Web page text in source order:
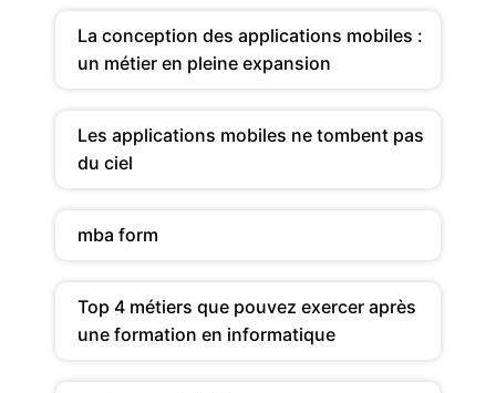
La conception des applications mobiles :
un métier en pleine expansion
Les applications mobiles ne tombent pas
du ciel
mba form
Top 4 métiers que pouvez exercer après
une formation en informatique